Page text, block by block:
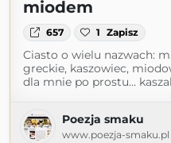
miodem
657 1 Zapisz
Ciasto o wielu nazwach:
greckie, kaszowiec,
dla mnie po prostu…
Poezja smaku
www.poezja-smaku.pl